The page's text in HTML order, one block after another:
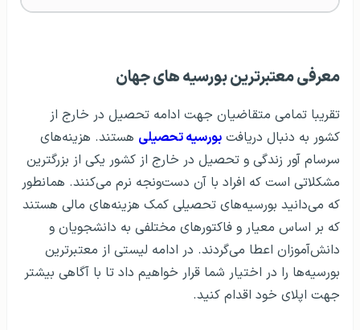
معرفی معتبرترین بورسیه های جهان
تقریبا تمامی متقاضیان جهت ادامه تحصیل در خارج از
کشور به دنبال دریافت بورسیه تحصیلی هستند. هزینه‌های
سرسام آور زندگی و تحصیل در خارج از کشور یکی از بزرگترین
مشکلاتی است که افراد با آن دست‌و‌نجه نرم می‌کنند. همانطور
که می‌دانید بورسیه‌های تحصیلی کمک هزینه‌های مالی هستند
که بر اساس معیار و فاکتورهای مختلفی به دانشجویان و
دانش‌آموزان اعطا می‌گردند. در ادامه لیستی از معتبرترین
بورسیه‌ها را در اختیار شما قرار خواهیم داد تا با آگاهی بیشتر
جهت اپلای خود اقدام کنید.